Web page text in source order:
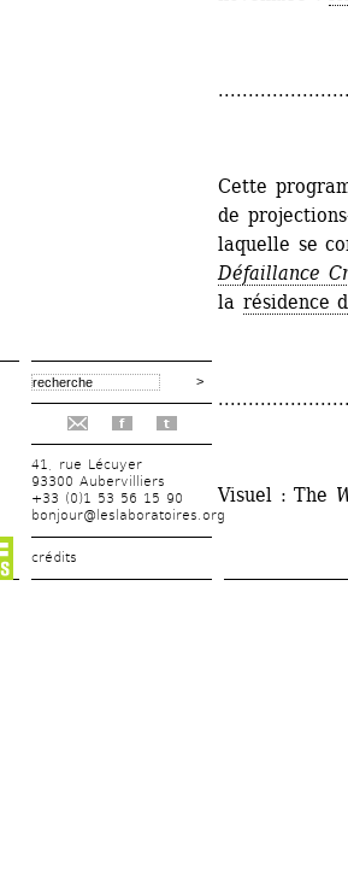
f t
41, rue Lécuyer
93300 Aubervilliers
+33 (0)1 53 56 15 90
bonjour@leslaboratoires.org
crédits
Cette
de
laquelle se
Défaillance
la résidence
Visuel : The